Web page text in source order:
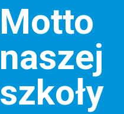
Motto
naszej
szkoły